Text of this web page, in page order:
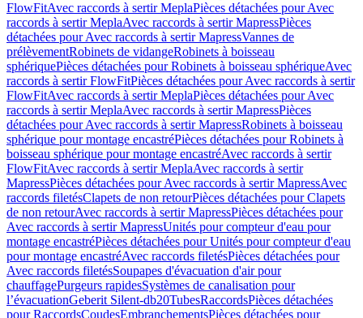
FlowFitAvec raccords à sertir MeplaPièces détachées pour Avec
raccords à sertir MeplaAvec raccords à sertir MapressPièces
détachées pour Avec raccords à sertir MapressVannes de
prélèvementRobinets de vidangeRobinets à boisseau
sphériquePièces détachées pour Robinets à boisseau sphériqueAvec
raccords à sertir FlowFitPièces détachées pour Avec raccords à sertir
FlowFitAvec raccords à sertir MeplaPièces détachées pour Avec
raccords à sertir MeplaAvec raccords à sertir MapressPièces
détachées pour Avec raccords à sertir MapressRobinets à boisseau
sphérique pour montage encastréPièces détachées pour Robinets à
boisseau sphérique pour montage encastréAvec raccords à sertir
FlowFitAvec raccords à sertir MeplaAvec raccords à sertir
MapressPièces détachées pour Avec raccords à sertir MapressAvec
raccords filetésClapets de non retourPièces détachées pour Clapets
de non retourAvec raccords à sertir MapressPièces détachées pour
Avec raccords à sertir MapressUnités pour compteur d'eau pour
montage encastréPièces détachées pour Unités pour compteur d'eau
pour montage encastréAvec raccords filetésPièces détachées pour
Avec raccords filetésSoupapes d'évacuation d'air pour
chauffagePurgeurs rapidesSystèmes de canalisation pour
l’évacuationGeberit Silent-db20TubesRaccordsPièces détachées
pour RaccordsCoudesEmbranchementsPièces détachées pour